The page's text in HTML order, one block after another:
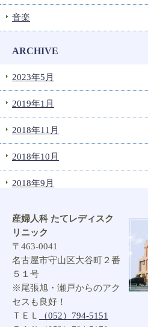
音楽
ARCHIVE
2023年5月
2019年1月
2018年11月
2018年10月
2018年9月
2017年12月
2017年11月
2017年10月
2017年9月
産婦人科 たてレディスク
リニック
〒463-0041
名古屋市守山区大谷町２番
５１号
※尾張旭・瀬戸からのアク
セスも良好！
ＴＥＬ
（052）794-5151